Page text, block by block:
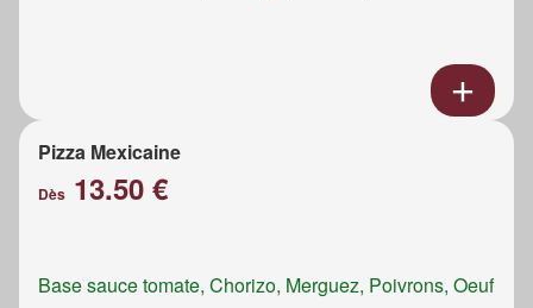
Pizza Mexicaine
Dès 13.50 €
Base sauce tomate, Chorizo, Merguez, Poivrons, Oeuf